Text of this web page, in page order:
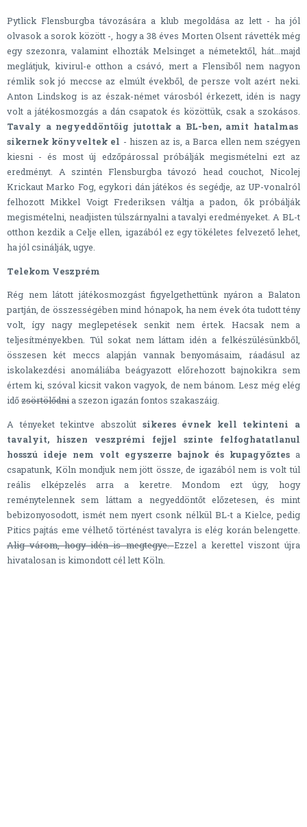
Pytlick Flensburgba távozására a klub megoldása az lett - ha jól
olvasok a sorok között -, hogy a 38 éves Morten Olsent rávették még
egy szezonra, valamint elhozták Melsinget a németektől, hát...majd
meglátjuk, kivirul-e otthon a csávó, mert a Flensiből nem nagyon
rémlik sok jó meccse az elmúlt évekből, de persze volt azért neki.
Anton Lindskog is az észak-német városból érkezett, idén is nagy
volt a játékosmozgás a dán csapatok és közöttük, csak a szokásos.
Tavaly a negyeddöntőig jutottak a BL-ben, amit hatalmas
sikernek könyveltek el - hiszen az is, a Barca ellen nem szégyen
kiesni - és most új edzőpárossal próbálják megismételni ezt az
eredményt. A szintén Flensburgba távozó head couchot, Nicolej
Krickaut Marko Fog, egykori dán játékos és segédje, az UP-vonalról
felhozott Mikkel Voigt Frederiksen váltja a padon, ők próbálják
megismételni, neadjisten túlszárnyalni a tavalyi eredményeket. A BL-t
otthon kezdik a Celje ellen, igazából ez egy tökéletes felvezető lehet,
ha jól csinálják, ugye.
Telekom Veszprém
Rég nem látott játékosmozgást figyelgethettünk nyáron a Balaton
partján, de összességében mind hónapok, ha nem évek óta tudott tény
volt, így nagy meglepetések senkit nem értek. Hacsak nem a
teljesítményekben. Túl sokat nem láttam idén a felkészülésünkből,
összesen két meccs alapján vannak benyomásaim, ráadásul az
iskolakezdési anomáliába beágyazott előrehozott bajnokikra sem
értem ki, szóval kicsit vakon vagyok, de nem bánom. Lesz még elég
időzsörtölődni a szezon igazán fontos szakaszáig.
A tényeket tekintve abszolút sikeres évnek kell tekinteni a
tavalyit, hiszen veszprémi fejjel szinte felfoghatatlanul
hosszú ideje nem volt egyszerre bajnok és kupagyőztes a
csapatunk, Köln mondjuk nem jött össze, de igazából nem is volt túl
reális elképzelés arra a keretre. Mondom ezt úgy, hogy
reménytelennek sem láttam a negyeddöntőt előzetesen, és mint
bebizonyosodott, ismét nem nyert csonk nélkül BL-t a Kielce, pedig
Pitics pajtás eme vélhető történést tavalyra is elég korán belengette.
Alig várom, hogy idén is megtegye.Ezzel a kerettel viszont újra
hivatalosan is kimondott cél lett Köln.